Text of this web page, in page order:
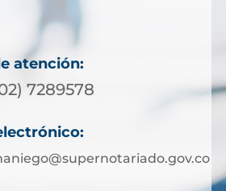
atención:
7289578